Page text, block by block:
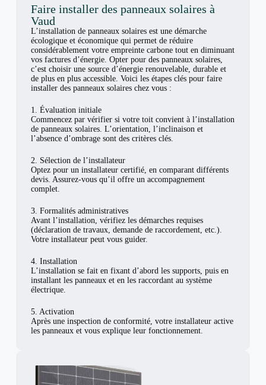
Faire installer des panneaux solaires à
Vaud
L’installation de panneaux solaires est une démarche
écologique et économique qui permet de réduire
considérablement votre empreinte carbone tout en diminuant
vos factures d’énergie. Opter pour des panneaux solaires,
c’est choisir une source d’énergie renouvelable, durable et
de plus en plus accessible. Voici les étapes clés pour faire
installer des panneaux solaires chez vous :
1. Évaluation initiale
Commencez par vérifier si votre toit convient à l’installation
de panneaux solaires. L’orientation, l’inclinaison et
l’absence d’ombrage sont des critères clés.
2. Sélection de l’installateur
Optez pour un installateur certifié, en comparant différents
devis. Assurez-vous qu’il offre un accompagnement
complet.
3. Formalités administratives
Avant l’installation, vérifiez les démarches requises
(déclaration de travaux, demande de raccordement, etc.).
Votre installateur peut vous guider.
4. Installation
L’installation se fait en fixant d’abord les supports, puis en
installant les panneaux et en les raccordant au système
électrique.
5. Activation
Après une inspection de conformité, votre installateur active
les panneaux et vous explique leur fonctionnement.